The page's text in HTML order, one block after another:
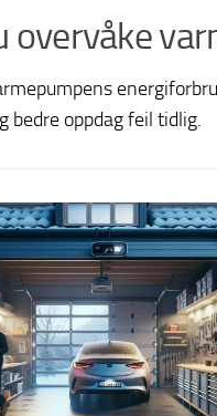
overvåke
bedre oppdag feil tidlig.